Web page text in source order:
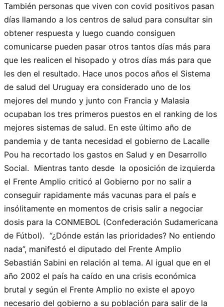
También personas que viven con covid positivos pasan
días llamando a los centros de salud para consultar sin
obtener respuesta y luego cuando consiguen
comunicarse pueden pasar otros tantos días más para
que les realicen el hisopado y otros días más para que
les den el resultado. Hace unos pocos años el Sistema
de salud del Uruguay era considerado uno de los
mejores del mundo y junto con Francia y Malasia
ocupaban los tres primeros puestos en el ranking de los
mejores sistemas de salud. En este último año de
pandemia y de tanta necesidad el gobierno de Lacalle
Pou ha recortado los gastos en Salud y en Desarrollo
Social. Mientras tanto desde la oposición de izquierda
el Frente Amplio criticó al Gobierno por no salir a
conseguir rapidamente más vacunas para el país e
insólitamente en momentos de crisis salir a negociar
dosis para la CONMEBOL (Confederación Sudamericana
de Fútbol). “¿Dónde están las prioridades? No entiendo
nada”, manifestó el diputado del Frente Amplio
Sebastián Sabini en relación al tema. Al igual que en el
año 2002 el país ha caído en una crisis económica
brutal y según el Frente Amplio no existe el apoyo
necesario del gobierno a su población para salir de la